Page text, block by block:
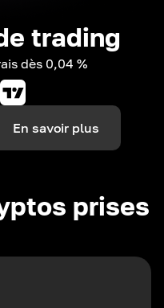
trading
dès 0,04 %
En savoir plus
prises